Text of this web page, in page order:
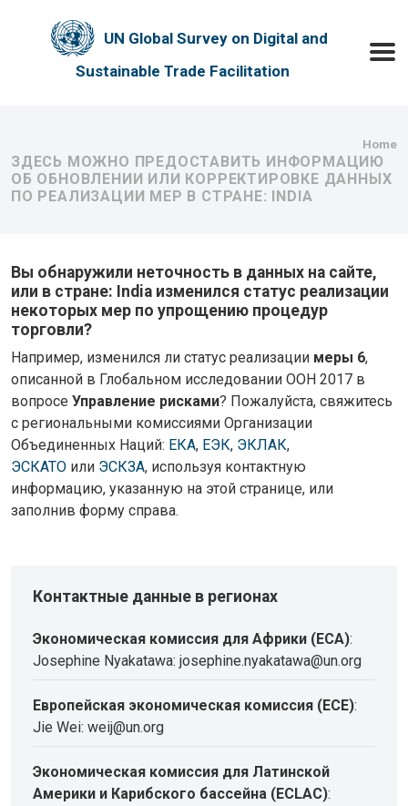
UN Global Survey on Digital and
Sustainable Trade Facilitation
Home
ЗДЕСЬ МОЖНО ПРЕДОСТАВИТЬ ИНФОРМАЦИЮ
ОБ ОБНОВЛЕНИИ ИЛИ КОРРЕКТИРОВКЕ ДАННЫХ
ПО РЕАЛИЗАЦИИ МЕР В СТРАНЕ: INDIA
Вы обнаружили неточность в данных на сайте,
или в стране: India изменился статус реализации
некоторых мер по упрощению процедур
торговли?
Например, изменился ли статус реализации меры 6,
описанной в Глобальном исследовании ООН 2017 в
вопросе Управление рисками? Пожалуйста, свяжитесь
с региональными комиссиями Организации
Объединенных Наций: ЕКА, ЕЭК, ЭКЛАК,
ЭСКАТО или ЭСКЗА, используя контактную
информацию, указанную на этой странице, или
заполнив форму справа.
Контактные данные в регионах
Экономическая комиссия для Африки (ECA):
Josephine Nyakatawa: josephine.nyakatawa@un.org
Европейская экономическая комиссия (ECE):
Jie Wei: weij@un.org
Экономическая комиссия для Латинской
Америки и Карибского бассейна (ECLAC):